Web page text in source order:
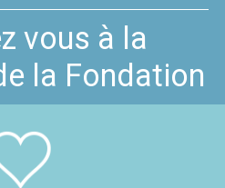
vous à la
la Fondation